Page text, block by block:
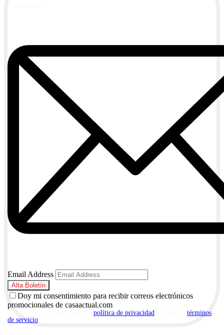
Email Address
Doy mi consentimiento para recibir correos electrónicos
promocionales de casaactual.com
política de privacidad
términos
de servicio